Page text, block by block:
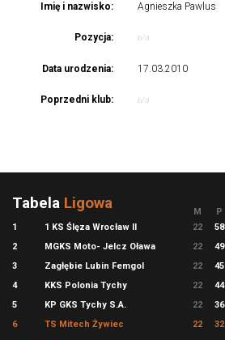
Imię i nazwisko: Agnieszka Pawlus
Pozycja: b/d
Data urodzenia: 17.03.2010
Poprzedni klub: b/d
Tabela Ligowa M
P
1
1 KS Ślęza Wrocław II 22
58
2
MGKS Moto- Jelcz Oława 22
49
3
Zagłębie Lubin Femgol 22
45
4
KKS Polonia Tychy 22
44
5
KP GKS Tychy S.A. 22
36
6
TS Mitech Żywiec 22 32